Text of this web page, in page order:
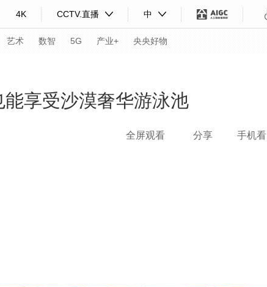
4K CCTV.直播 中
艺术 数智 5G 产业+ 央央好物
享受沙漠奢华游泳池
全屏观看 分享 手机看